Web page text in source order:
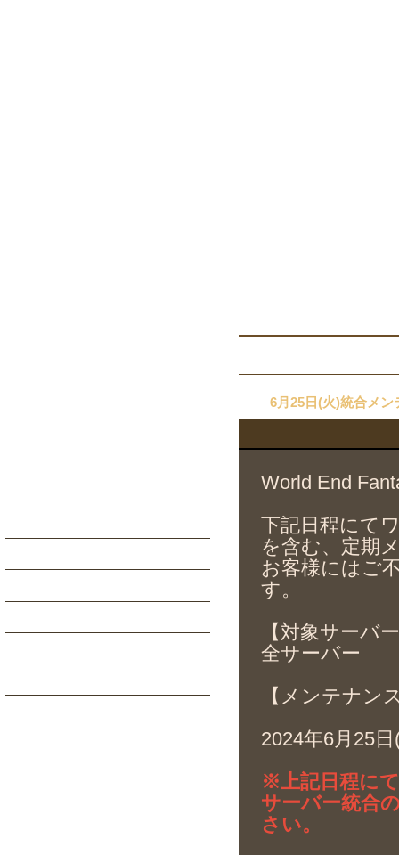
6月25日(火)統合メ
World End
下記日程にて
を含む、定期
お客様にはご
す。
【対象サーバ
全サーバー
【メンテナン
2024年6月25
※上記日程に
サーバー統合
さい。